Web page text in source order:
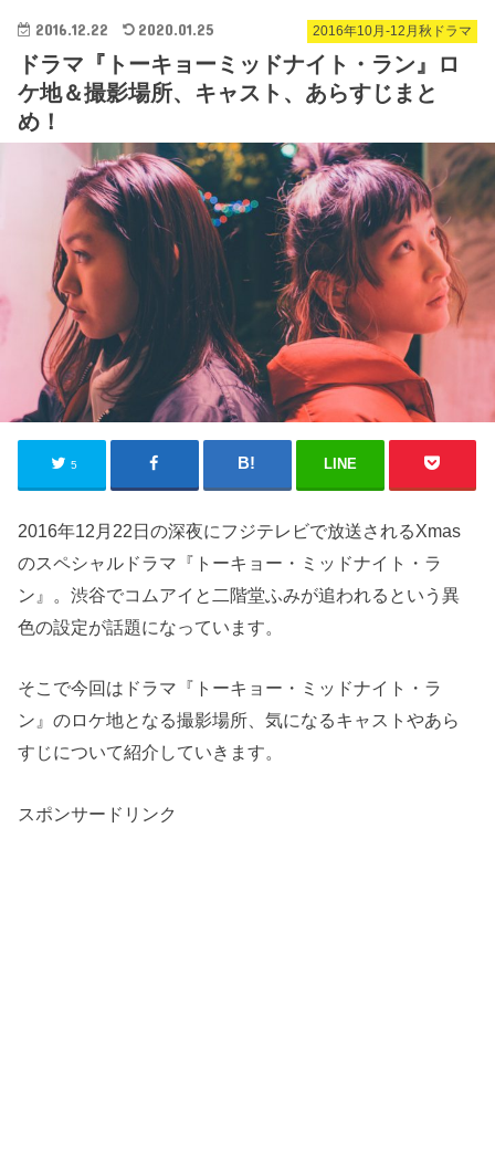
2016年10月-12月秋ドラマ
2016.12.22 2020.01.25
ドラマ『トーキョーミッドナイト・ラン』ロ
ケ地＆撮影場所、キャスト、あらすじまと
め！
5 LINE
2016年12月22日の深夜にフジテレビで放送されるXmas
のスペシャルドラマ『トーキョー・ミッドナイト・ラ
ン』。渋谷でコムアイと二階堂ふみが追われるという異
色の設定が話題になっています。
そこで今回はドラマ『トーキョー・ミッドナイト・ラ
ン』のロケ地となる撮影場所、気になるキャストやあら
すじについて紹介していきます。
スポンサードリンク